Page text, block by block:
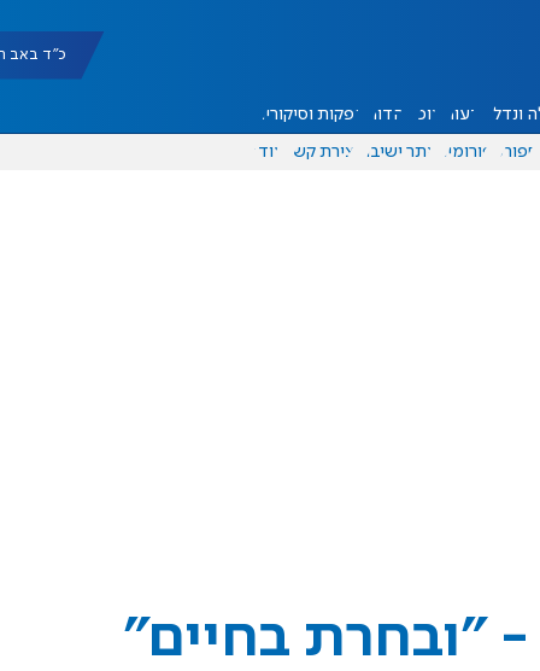
כ"ד באב תשפ"ו
ונדל"ן דעות אוכל יהדות הפקות וסיקורים
ספורט פורומים אתר ישיבה יצירת קשר עוד
- "ובחרת בחיים"